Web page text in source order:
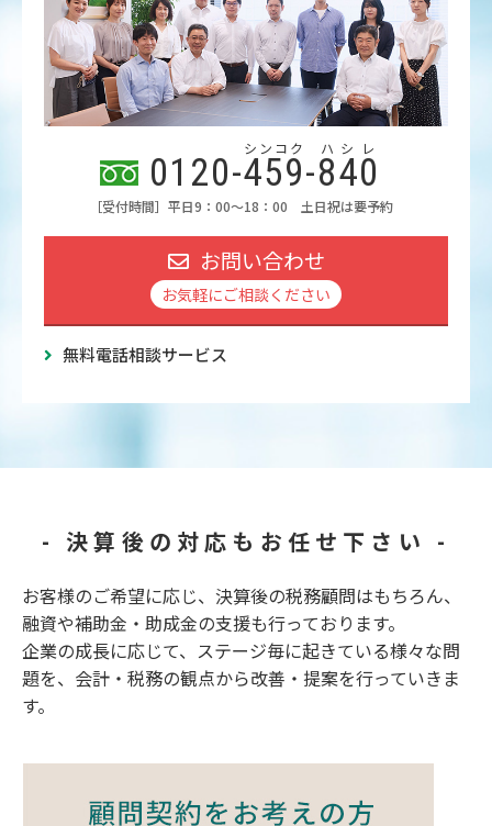
0120-459
シンコク
-840
ハシレ
［受付時間］平日9：00～18：00 土日祝は要予約
お問い合わせ
お気軽にご相談ください
無料電話相談サービス
- 決算後の対応もお任せ下さい -
お客様のご希望に応じ、決算後の税務顧問はもちろん、
融資や補助金・助成金の支援も行っております。
企業の成長に応じて、ステージ毎に起きている様々な問
題を、会計・税務の観点から改善・提案を行っていきま
す。